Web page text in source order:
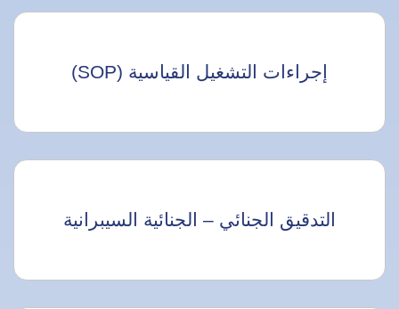
إجراءات التشغيل القياسية (SOP)
التدقيق الجنائي – الجنائية السيبرانية